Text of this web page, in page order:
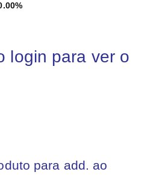
login para ver o
para add. ao